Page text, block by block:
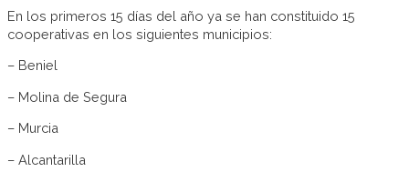
En los primeros 15 días del año ya se han constituido 15
cooperativas en los siguientes municipios:
– Beniel
– Molina de Segura
– Murcia
– Alcantarilla